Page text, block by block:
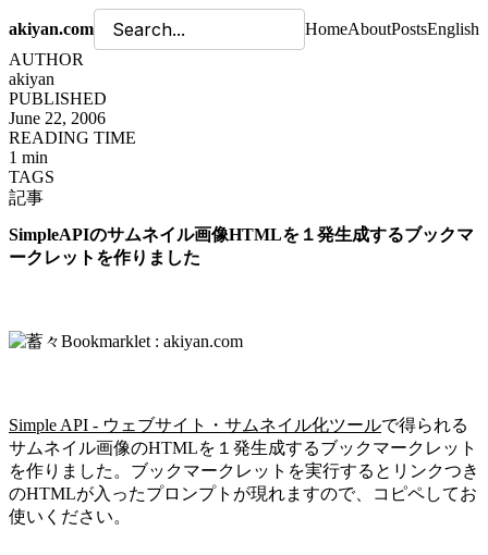
akiyan.com HomeAboutPostsEnglish
AUTHOR
akiyan
PUBLISHED
June 22, 2006
READING TIME
1 min
TAGS
記事
SimpleAPIのサムネイル画像HTMLを１発生成するブックマ
ークレットを作りました
Simple API - ウェブサイト・サムネイル化ツールで得られる
サムネイル画像のHTMLを１発生成するブックマークレット
を作りました。ブックマークレットを実行するとリンクつき
のHTMLが入ったプロンプトが現れますので、コピペしてお
使いください。